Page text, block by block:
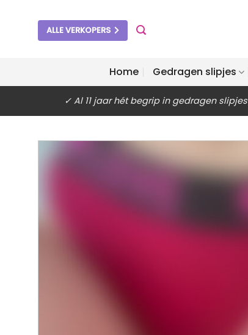
ALLE VERKOPERS
Home Gedragen slipjes
✓ Al 11 jaar hét begrip in gedragen slipjes